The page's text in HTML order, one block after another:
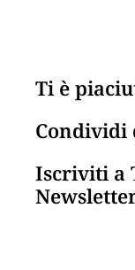
Ti è
Condividi
Iscriviti a